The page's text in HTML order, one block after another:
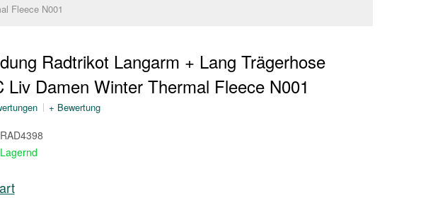
Fleece N001
Radtrikot Langarm + Lang Trägerhose
Liv Damen Winter Thermal Fleece N001
+ Bewertung
RAD4398
Lagernd